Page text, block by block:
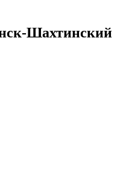
Шахтинский